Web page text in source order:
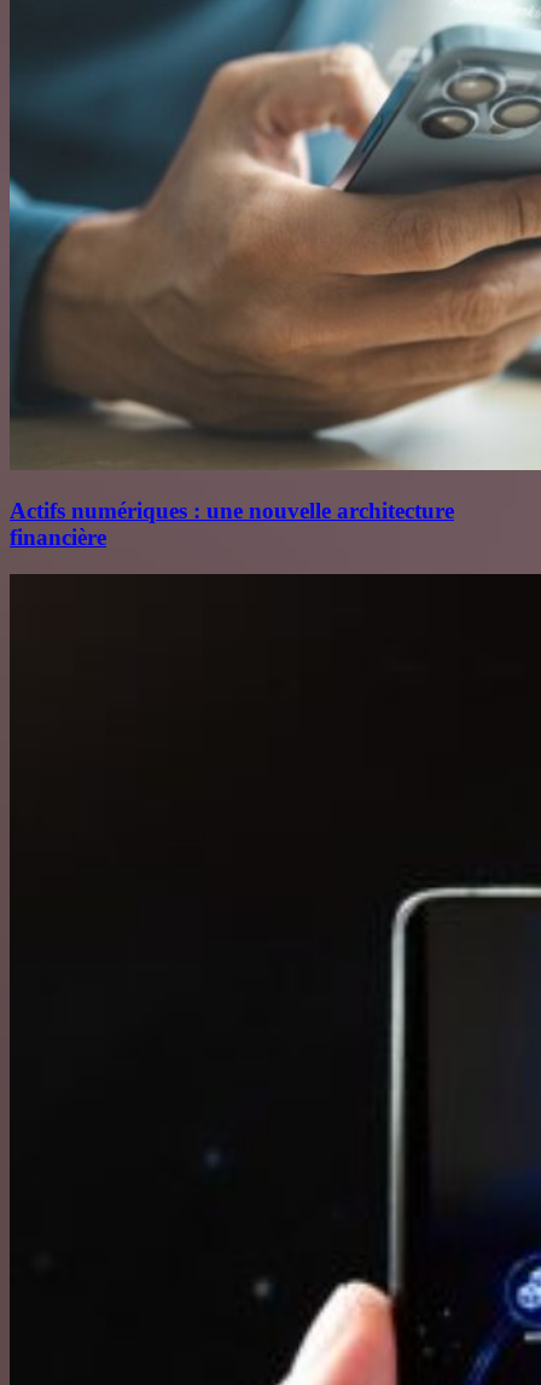
Actifs numériques : une nouvelle architecture
financière